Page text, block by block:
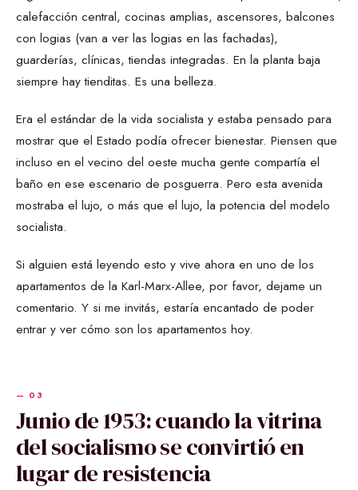
calefacción central, cocinas amplias, ascensores, balcones
con logias (van a ver las logias en las fachadas),
guarderías, clínicas, tiendas integradas. En la planta baja
siempre hay tienditas. Es una belleza.
Era el estándar de la vida socialista y estaba pensado para
mostrar que el Estado podía ofrecer bienestar. Piensen que
incluso en el vecino del oeste mucha gente compartía el
baño en ese escenario de posguerra. Pero esta avenida
mostraba el lujo, o más que el lujo, la potencia del modelo
socialista.
Si alguien está leyendo esto y vive ahora en uno de los
apartamentos de la Karl-Marx-Allee, por favor, dejame un
comentario. Y si me invitás, estaría encantado de poder
entrar y ver cómo son los apartamentos hoy.
Junio de 1953: cuando la vitrina
del socialismo se convirtió en
lugar de resistencia